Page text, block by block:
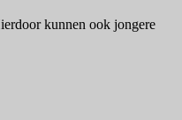
kunnen ook jongere